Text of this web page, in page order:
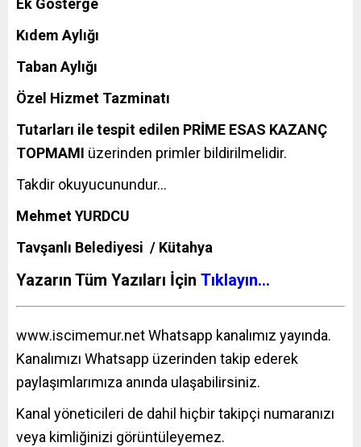
Ek Gösterge
Kıdem Aylığı
Taban Aylığı
Özel Hizmet Tazminatı
Tutarları ile tespit edilen PRİME ESAS KAZANÇ
TOPMAMI üzerinden primler bildirilmelidir.
Takdir okuyucunundur…
Mehmet YURDCU
Tavşanlı Belediyesi / Kütahya
Yazarın Tüm Yazıları İçin Tıklayın…
www.iscimemur.netWhatsapp kanalımız yayında.
Kanalımızı Whatsapp üzerinden takip ederek
paylaşımlarımıza anında ulaşabilirsiniz.
Kanal yöneticileri de dahil hiçbir takipçi numaranızı
veya kimliğinizi görüntüleyemez.